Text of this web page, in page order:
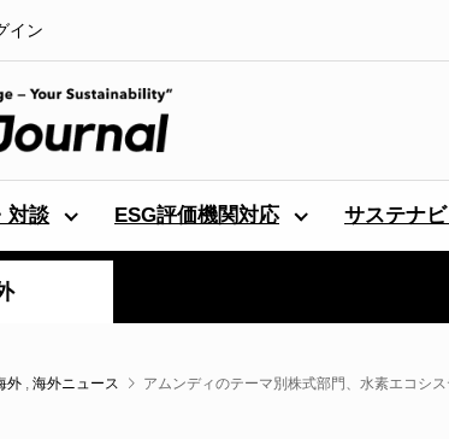
イン
対談 ESG評価機関対応 サステナ
外 , 海外ニュース アムンディのテーマ別株式部門、水素エコシ